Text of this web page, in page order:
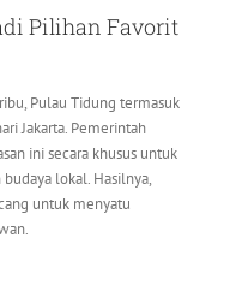
Pilihan Favorit
Pulau Tidung termasuk
Jakarta. Pemerintah
ini secara khusus untuk
lokal. Hasilnya,
untuk menyatu